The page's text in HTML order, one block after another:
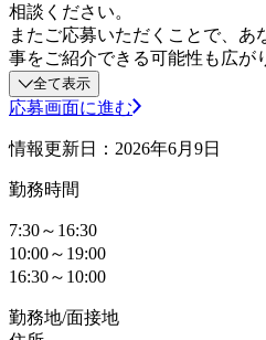
相談ください。
またご応募いただくことで、
事をご紹介できる可能性も広
全て表示
応募画面に進む
情報更新日：2026年6月9日
勤務時間
7:30～16:30
10:00～19:00
16:30～10:00
勤務地/面接地